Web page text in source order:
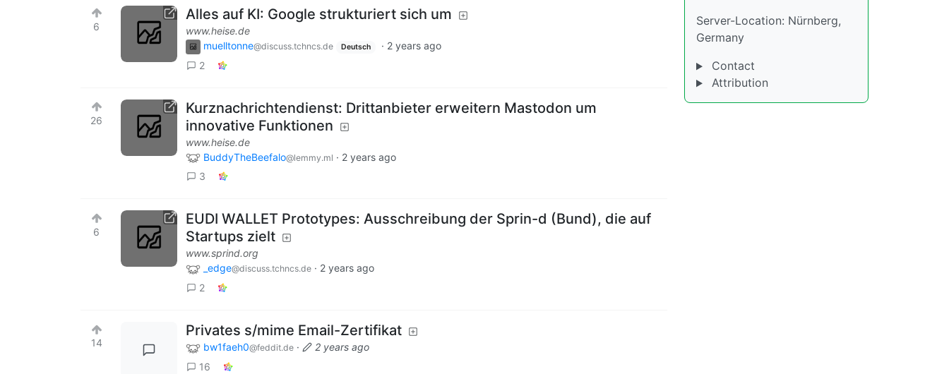
6
Alles auf KI: Google strukturiert sich um
www.heise.de
muelltonne@discuss.tchncs.de Deutsch · 2 years ago
2
26
Kurznachrichtendienst: Drittanbieter erweitern Mastodon um
innovative Funktionen
www.heise.de
BuddyTheBeefalo@lemmy.ml · 2 years ago
3
6
EUDI WALLET Prototypes: Ausschreibung der Sprin-d (Bund), die auf
Startups zielt
www.sprind.org
_edge@discuss.tchncs.de · 2 years ago
2
14
Privates s/mime Email-Zertifikat
bw1faeh0@feddit.de ·
2 years ago
16
Server-Location: Nürnberg,
Germany
Contact
Attribution